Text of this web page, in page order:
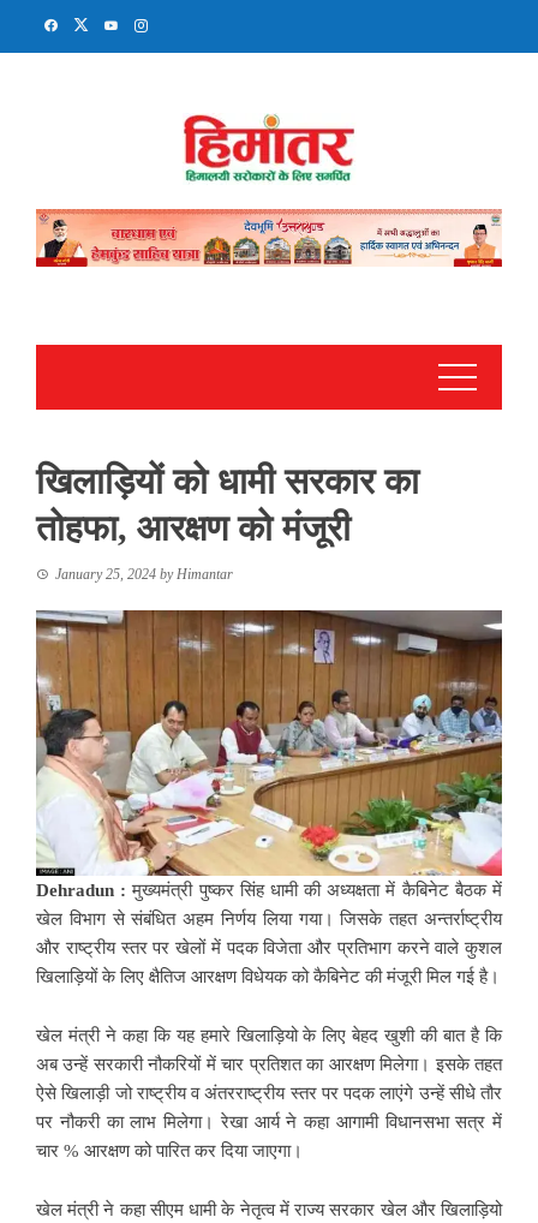
खिलाड़ियों को धामी सरकार का
तोहफा, आरक्षण को मंजूरी
January 25, 2024 byHimantar
Dehradun : मुख्यमंत्री पुष्कर सिंह धामी की अध्यक्षता में कैबिनेट बैठक में
खेल विभाग से संबंधित अहम निर्णय लिया गया। जिसके तहत अन्तर्राष्ट्रीय
और राष्ट्रीय स्तर पर खेलों में पदक विजेता और प्रतिभाग करने वाले कुशल
खिलाड़ियों के लिए क्षैतिज आरक्षण विधेयक को कैबिनेट की मंजूरी मिल गई है।
खेल मंत्री ने कहा कि यह हमारे खिलाड़ियो के लिए बेहद खुशी की बात है कि
अब उन्हें सरकारी नौकरियों में चार प्रतिशत का आरक्षण मिलेगा। इसके तहत
ऐसे खिलाड़ी जो राष्ट्रीय व अंतरराष्ट्रीय स्तर पर पदक लाएंगे उन्हें सीधे तौर
पर नौकरी का लाभ मिलेगा। रेखा आर्य ने कहा आगामी विधानसभा सत्र में
चार % आरक्षण को पारित कर दिया जाएगा।
खेल मंत्री ने कहा सीएम धामी के नेतृत्व में राज्य सरकार खेल और खिलाड़ियो